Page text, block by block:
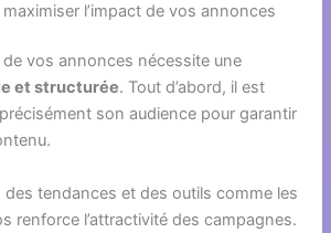
l’impact de vos annonces
de vos annonces nécessite une
et structurée. Tout d’abord, il est
son audience pour garantir
des tendances et des outils comme les
renforce l’attractivité des campagnes.